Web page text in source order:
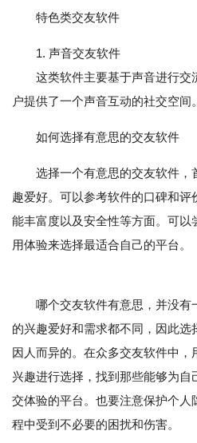
特色类交友软件
1. 声音交友软件
这类软件主要基于声音进行交
户提供了一个声音互动的社交空间。
如何选择有意思的交友软件
选择一个有意思的交友软件，
趣爱好。可以参考软件的口碑和评
能丰富度以及安全性等方面。可以
用体验来选择最适合自己的平台。
哪个交友软件有意思，并没有
的兴趣爱好和需求都不同，因此选
因人而异的。在众多交友软件中，
兴趣进行选择，找到那些能够为自
交体验的平台。也要注意保护个人
程中受到不必要的困扰和伤害。